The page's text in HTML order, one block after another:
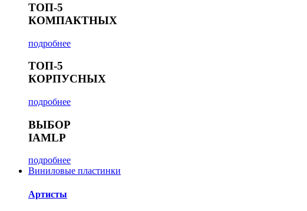
ТОП-5
КОМПАКТНЫХ
подробнее
ТОП-5
КОРПУСНЫХ
подробнее
ВЫБОР
IAMLP
подробнее
Виниловые пластинки
Артисты